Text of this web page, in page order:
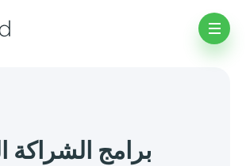
برامج الشراكة